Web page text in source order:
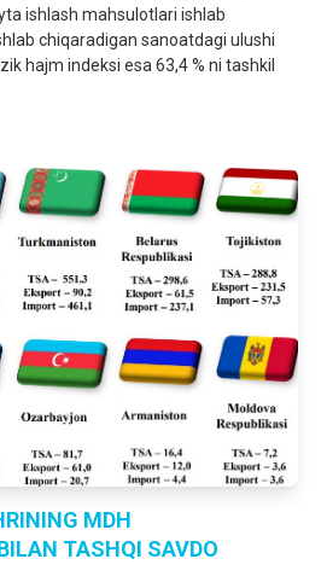
ishlash mahsulotlari ishlab
chiqaradigan sanoatdagi ulushi
hajm indeksi esa 63,4 % ni tashkil
MDH
TASHQI SAVDO